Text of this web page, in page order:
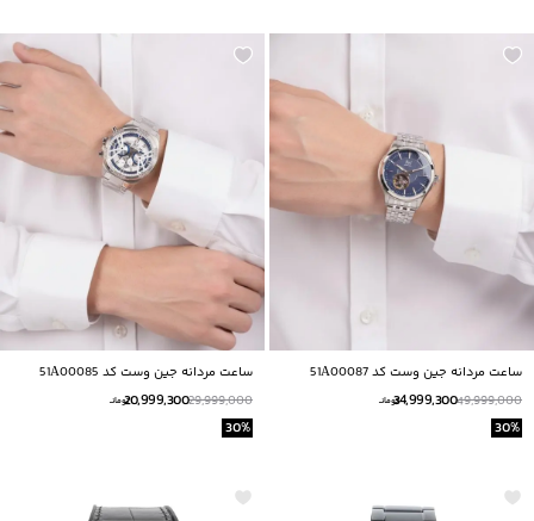
ساعت مردانه جين وست كد 51A00087
49,999,000
34,999,300تومانــ
30%
ساعت مردانه جين وست كد 51A00085
29,999,000
20,999,300تومانــ
30%